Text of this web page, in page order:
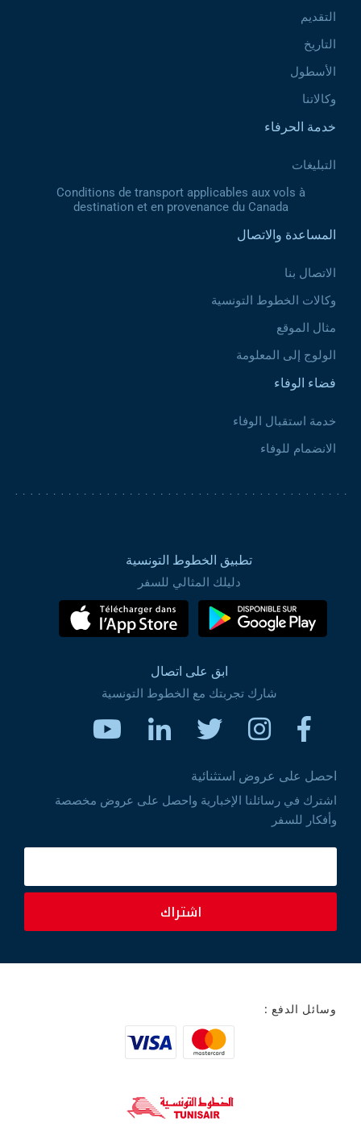
التقديم
التاريخ
الأسطول
وكالاتنا
خدمة الحرفاء
التبليغات
Conditions de transport applicables aux vols à
destination et en provenance du Canada
المساعدة والاتصال
الاتصال بنا
وكالات الخطوط التونسية
مثال الموقع
الولوج إلى المعلومة
فضاء الوفاء
خدمة استقبال الوفاء
الانضمام للوفاء
تطبيق الخطوط التونسية
دليلك المثالي للسفر
ابق على اتصال
شارك تجربتك مع الخطوط التونسية
احصل على عروض استثنائية
اشترك في رسائلنا الإخبارية واحصل على عروض مخصصة
وأفكار للسفر
اشتراك
وسائل الدفع :